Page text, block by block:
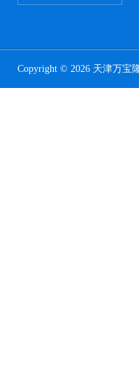
Copyright © 2026 天津万宝